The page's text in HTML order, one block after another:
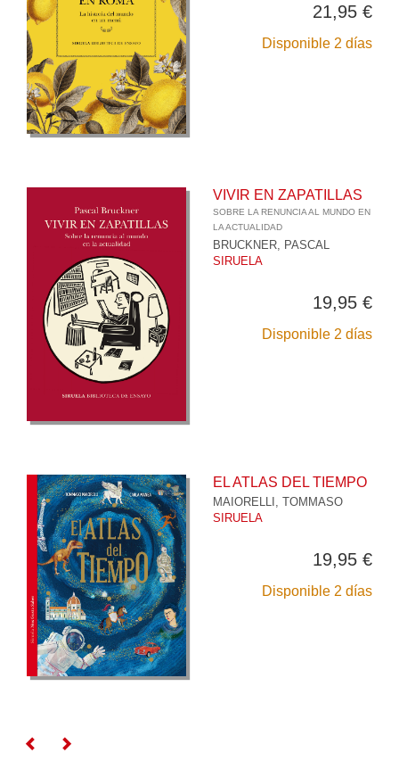
21,95 €
Disponible 2 días
VIVIR EN ZAPATILLAS
SOBRE LA RENUNCIA AL MUNDO EN
LA ACTUALIDAD
BRUCKNER, PASCAL
SIRUELA
19,95 €
Disponible 2 días
EL ATLAS DEL TIEMPO
MAIORELLI, TOMMASO
SIRUELA
19,95 €
Disponible 2 días